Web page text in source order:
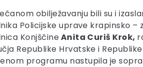
obilježavanju bili su i
Policijske uprave krapinsko –
KonjščineAnita Curiš Krok,
Republike Hrvatske i
programu nastupila je